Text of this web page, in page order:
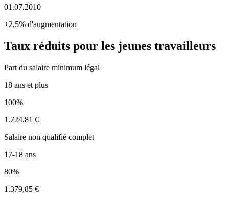
01.07.2010
+2,5% d'augmentation
Taux réduits pour les jeunes travailleurs
Part du salaire minimum légal
18 ans et plus
100%
1.724,81 €
Salaire non qualifié complet
17-18 ans
80%
1.379,85 €